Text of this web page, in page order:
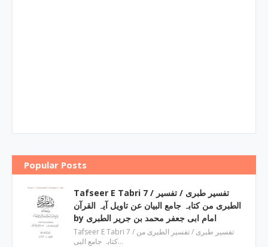
Popular Posts
Tafseer E Tabri 7 / تفسیر طبری / تفسیر
الطبری من کتابہ جامع البیان عن تاویل آیہ القرآن
by امام ابی جعفر محمد بن جریر الطبری
Tafseer E Tabri 7 / تفسیر طبری / تفسیر الطبری من
کتابہ جامع البی…